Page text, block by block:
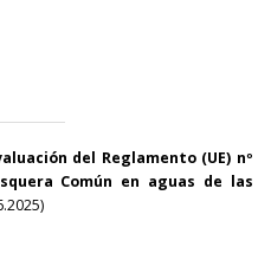
del Reglamento (UE) nº
Común en aguas de las